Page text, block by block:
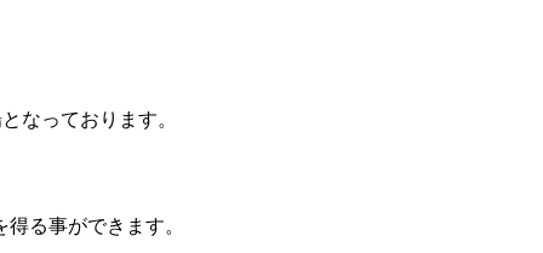
なっております。
る事ができます。